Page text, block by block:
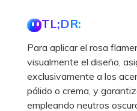
TL;DR:
Para aplicar el rosa
visualmente el diseño,
exclusivamente a los
pálido o crema, y
empleando neutros